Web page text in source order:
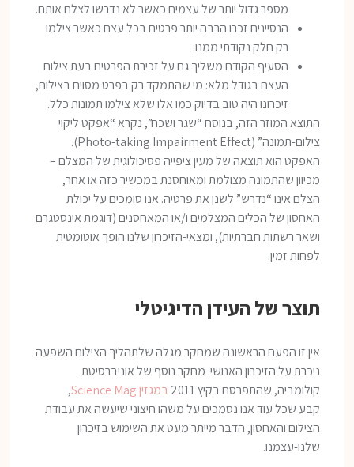
מספר גדול יותר של עצמים כאשר לא נדרשו לצלם אותם.
הנסיינים זכרו הרבה יותר פרטים בכל עצם כאשר צילמו
רק חלק נקודתי ממנו.
הסעיף הקודם משליך גם על זכירת הפרטים בעת צילום
העצם בגודל מלא: מי שהתמקד רק בפרט מסוים בצילום,
זיכרונו היה טוב בדיוק כמו אלו שלא צילמו תמונות כלל.
התוצא המוזר הזה, בנוסח “שגר ושכח”, נקרא “אפקט ליקוי
צילום-תמונה” (Photo-taking Impairment Effect).
האפקט הוא תוצאה של מעין ציפייה פסיכולוגית של המצלם –
מכיוון שהתמונה מצולמת ומאוחסנת במכשיר כזה או אחר,
הצלם אינו “נדרש” לשנן את פרטיה. אנו סומכים על יכולת
האחסון של הכלים המצלמים ו/או המאחסנים (דוגמת אינסטגרם
ושאר רשתות חברתיות), ומצאי-הזיכרון שלנו הופך אוטומטית
לפחות זמין.
תוצר של העידן הדיגיטלי
אין זו הפעם הראשונה שמחקר מגלה שלתהליך הצילום השפעה
ניכרת על הזיכרון האנושי. מחקר נוסף של אוניברסיטת
קולומביה, שהתפרסם בקיץ 2011
במגזין Science Mag
,
קבע שכל עוד אנו נסמכים על משהו חיצוני שיעשה את עבודת
הצילום והאחסון, הדבר מייתר מעט את השימוש בזיכרון
שלנו-עצמנו.